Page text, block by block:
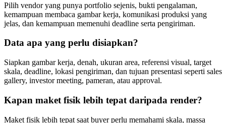
Pilih vendor yang punya portfolio sejenis, bukti pengalaman,
kemampuan membaca gambar kerja, komunikasi produksi yang
jelas, dan kemampuan memenuhi deadline serta pengiriman.
Data apa yang perlu disiapkan?
Siapkan gambar kerja, denah, ukuran area, referensi visual, target
skala, deadline, lokasi pengiriman, dan tujuan presentasi seperti sales
gallery, investor meeting, pameran, atau approval.
Kapan maket fisik lebih tepat daripada render?
Maket fisik lebih tepat saat buyer perlu memahami skala, massa